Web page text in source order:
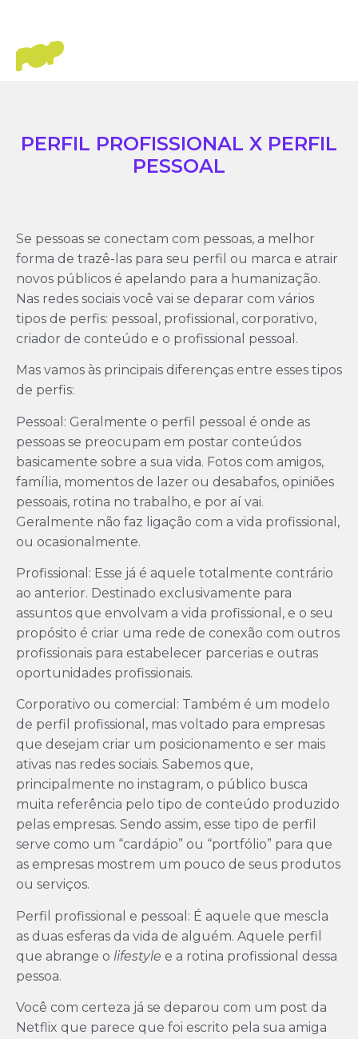
PERFIL PROFISSIONAL X PERFIL
PESSOAL
Se pessoas se conectam com pessoas, a melhor
forma de trazê-las para seu perfil ou marca e atrair
novos públicos é apelando para a humanização.
Nas redes sociais você vai se deparar com vários
tipos de perfis: pessoal, profissional, corporativo,
criador de conteúdo e o profissional pessoal.
Mas vamos às principais diferenças entre esses tipos
de perfis:
Pessoal: Geralmente o perfil pessoal é onde as
pessoas se preocupam em postar conteúdos
basicamente sobre a sua vida. Fotos com amigos,
família, momentos de lazer ou desabafos, opiniões
pessoais, rotina no trabalho, e por aí vai.
Geralmente não faz ligação com a vida profissional,
ou ocasionalmente.
Profissional: Esse já é aquele totalmente contrário
ao anterior. Destinado exclusivamente para
assuntos que envolvam a vida profissional, e o seu
propósito é criar uma rede de conexão com outros
profissionais para estabelecer parcerias e outras
oportunidades profissionais.
Corporativo ou comercial: Também é um modelo
de perfil profissional, mas voltado para empresas
que desejam criar um posicionamento e ser mais
ativas nas redes sociais. Sabemos que,
principalmente no instagram, o público busca
muita referência pelo tipo de conteúdo produzido
pelas empresas. Sendo assim, esse tipo de perfil
serve como um “cardápio” ou “portfólio” para que
as empresas mostrem um pouco de seus produtos
ou serviços.
Perfil profissional e pessoal: É aquele que mescla
as duas esferas da vida de alguém. Aquele perfil
que abrange o lifestyle e a rotina profissional dessa
pessoa.
Você com certeza já se deparou com um post da
Netflix que parece que foi escrito pela sua amiga